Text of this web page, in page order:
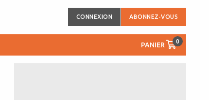
CONNEXION ABONNEZ-VOUS
PANIER 0